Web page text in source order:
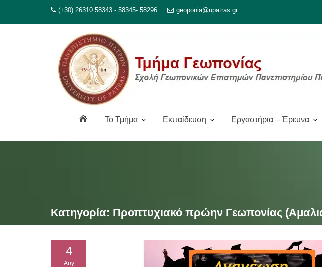
(+30) 26310 58343 - 58345- 58296 geoponia@upatras.gr
To Τμήμα Εκπαίδευση Εργαστήρια – Έρευνα
Κατηγορία: Προπτυχιακό πρώην Γεωπονίας
4
Αυγ